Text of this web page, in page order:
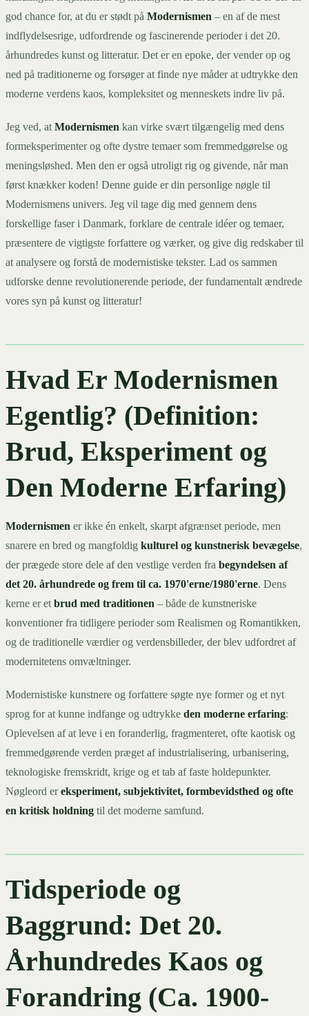
god chance for, at du er stødt på Modernismen – en af de mest
indflydelsesrige, udfordrende og fascinerende perioder i det 20.
århundredes kunst og litteratur. Det er en epoke, der vender op og
ned på traditionerne og forsøger at finde nye måder at udtrykke den
moderne verdens kaos, kompleksitet og menneskets indre liv på.
Jeg ved, at Modernismen kan virke svært tilgængelig med dens
formeksperimenter og ofte dystre temaer som fremmedgørelse og
meningsløshed. Men den er også utroligt rig og givende, når man
først knækker koden! Denne guide er din personlige nøgle til
Modernismens univers. Jeg vil tage dig med gennem dens
forskellige faser i Danmark, forklare de centrale idéer og temaer,
præsentere de vigtigste forfattere og værker, og give dig redskaber til
at analysere og forstå de modernistiske tekster. Lad os sammen
udforske denne revolutionerende periode, der fundamentalt ændrede
vores syn på kunst og litteratur!
Hvad Er Modernismen
Egentlig? (Definition:
Brud, Eksperiment og
Den Moderne Erfaring)
Modernismen er ikke én enkelt, skarpt afgrænset periode, men
snarere en bred og mangfoldig kulturel og kunstnerisk bevægelse,
der prægede store dele af den vestlige verden fra begyndelsen af
det 20. århundrede og frem til ca. 1970'erne/1980'erne. Dens
kerne er et brud med traditionen – både de kunstneriske
konventioner fra tidligere perioder som Realismen og Romantikken,
og de traditionelle værdier og verdensbilleder, der blev udfordret af
modernitetens omvæltninger.
Modernistiske kunstnere og forfattere søgte nye former og et nyt
sprog for at kunne indfange og udtrykke den moderne erfaring:
Oplevelsen af at leve i en foranderlig, fragmenteret, ofte kaotisk og
fremmedgørende verden præget af industrialisering, urbanisering,
teknologiske fremskridt, krige og et tab af faste holdepunkter.
Nøgleord ereksperiment, subjektivitet, formbevidsthed og ofte
en kritisk holdning til det moderne samfund.
Tidsperiode og
Baggrund: Det 20.
Århundredes Kaos og
Forandring (Ca. 1900-